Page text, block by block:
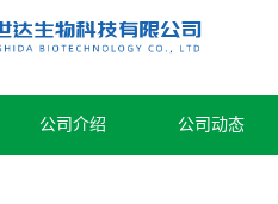
公司介绍 公司动态